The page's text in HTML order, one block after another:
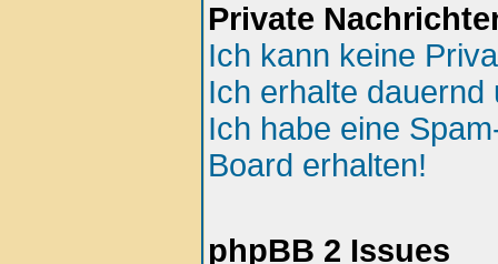
Private
Ich kann keine
Ich erhalte
Ich habe eine
Board erhalten!
phpBB 2 Issues